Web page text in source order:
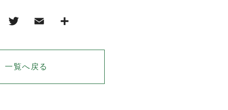
一覧へ戻る